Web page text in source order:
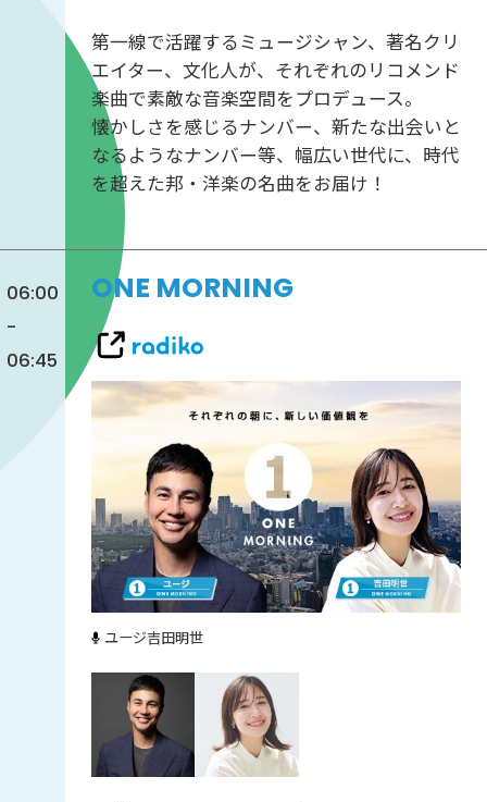
第一線で活躍するミュージシャン、著名クリ
エイター、文化人が、それぞれのリコメンド
楽曲で素敵な音楽空間をプロデュース。
懐かしさを感じるナンバー、新たな出会いと
なるようなナンバー等、幅広い世代に、時代
を超えた邦・洋楽の名曲をお届け！
06:00
-
06:45
ONE MORNING
ユージ吉田明世